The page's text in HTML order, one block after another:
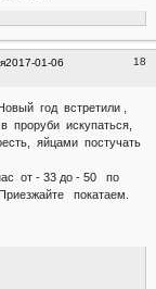
18
2017-01-06
год встретили ,
проруби искупаться,
яйцами постучать
от - 33 до - 50 по
покатаем.